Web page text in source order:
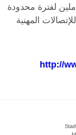
لفترة محدودة
المهنية
http://